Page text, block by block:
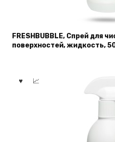
FRESHBUBBLE, Спрей для
поверхностей, жидкость,